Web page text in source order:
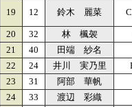
19 12 鈴木 麗菜
20 32 林 楓袈
21
40 田端 紗名
22
24 井川 実乃里
23
31 阿部 華帆
24
33 渡辺 彩織